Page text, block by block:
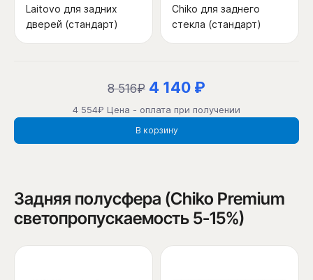
Laitovo для задних
дверей (стандарт)
Chiko для заднего
стекла (стандарт)
8 516₽ 4 140 ₽
4 554₽ Цена - оплата при получении
В корзину
Задняя полусфера (Chiko Premium
светопропускаемость 5-15%)